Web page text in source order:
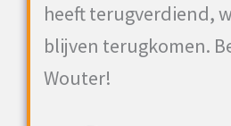
heeft terugverdiend,
blijven terugkomen.
Wouter!